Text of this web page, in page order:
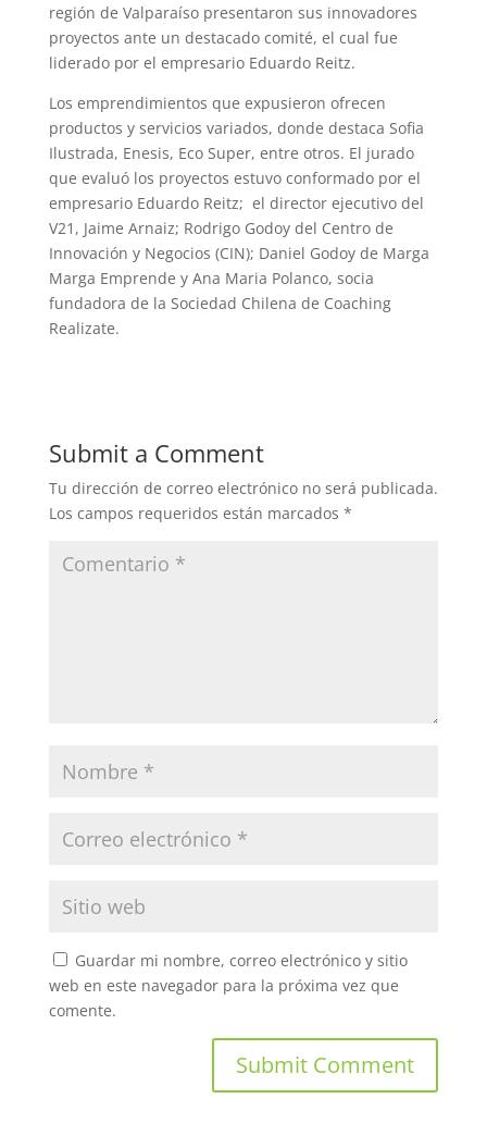
región de Valparaíso presentaron sus innovadores
proyectos ante un destacado comité, el cual fue
liderado por el empresario Eduardo Reitz.
Los emprendimientos que expusieron ofrecen
productos y servicios variados, donde destaca Sofia
Ilustrada, Enesis, Eco Super, entre otros. El jurado
que evaluó los proyectos estuvo conformado por el
empresario Eduardo Reitz; el director ejecutivo del
V21, Jaime Arnaiz; Rodrigo Godoy del Centro de
Innovación y Negocios (CIN); Daniel Godoy de Marga
Marga Emprende y Ana Maria Polanco, socia
fundadora de la Sociedad Chilena de Coaching
Realizate.
Submit a Comment
Tu dirección de correo electrónico no será publicada.
Los campos requeridos están marcados *
Guardar mi nombre, correo electrónico y sitio
web en este navegador para la próxima vez que
comente.